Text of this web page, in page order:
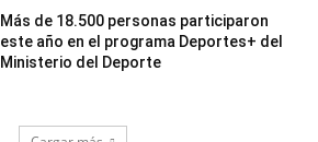
Más de 18.500 personas participaron
este año en el programa Deportes+ del
Ministerio del Deporte